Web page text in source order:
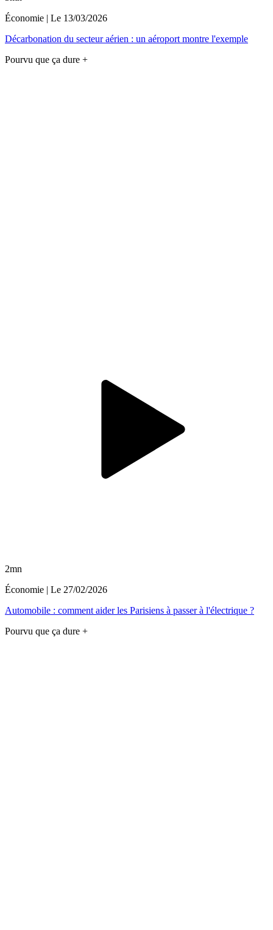
Économie | Le 13/03/2026
Décarbonation du secteur aérien : un aéroport montre l'exemple
Pourvu que ça dure +
2mn
Économie | Le 27/02/2026
Automobile : comment aider les Parisiens à passer à l'électrique ?
Pourvu que ça dure +